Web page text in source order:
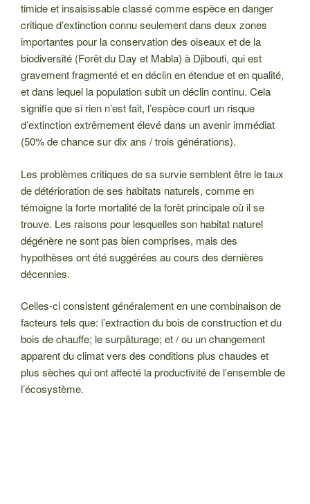
timide et insaisissable classé comme espèce en danger
critique d’extinction connu seulement dans deux zones
importantes pour la conservation des oiseaux et de la
biodiversité (Forêt du Day et Mabla) à Djibouti, qui est
gravement fragmenté et en déclin en étendue et en qualité,
et dans lequel la population subit un déclin continu. Cela
signifie que si rien n’est fait, l’espèce court un risque
d’extinction extrêmement élevé dans un avenir immédiat
(50% de chance sur dix ans / trois générations).
Les problèmes critiques de sa survie semblent être le taux
de détérioration de ses habitats naturels, comme en
témoigne la forte mortalité de la forêt principale où il se
trouve. Les raisons pour lesquelles son habitat naturel
dégénère ne sont pas bien comprises, mais des
hypothèses ont été suggérées au cours des dernières
décennies.
Celles-ci consistent généralement en une combinaison de
facteurs tels que: l’extraction du bois de construction et du
bois de chauffe; le surpâturage; et / ou un changement
apparent du climat vers des conditions plus chaudes et
plus sèches qui ont affecté la productivité de l’ensemble de
l’écosystème.